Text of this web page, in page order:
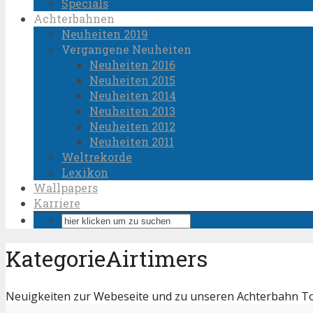
Specials
Achterbahnen
Neuheiten 2019
Vergangene Neuheiten
Neuheiten 2016
Neuheiten 2015
Neuheiten 2014
Neuheiten 2013
Neuheiten 2012
Neuheiten 2011
Weltrekorde
Lexikon
Wallpapers
Karriere
KategorieAirtimers
Neuigkeiten zur Webeseite und zu unseren Achterbahn